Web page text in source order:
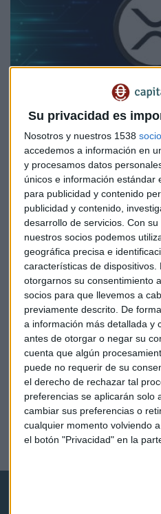
Su privacidad es
Nosotros y nuestros 1538
accedemos a información en
y procesamos datos
únicos e información estándar
para publicidad y contenido
publicidad y contenido,
desarrollo de servicios. Con su
nuestros socios podemos
geográfica precisa e
características de dispositivos.
otorgarnos su consentimiento
socios para que llevemos a
previamente descrito. De
a información más detallada y
antes de otorgar o negar su
cuenta que algún
puede no requerir de su
el derecho de rechazar tal
preferencias se aplicarán solo
cambiar sus preferencias o
cualquier momento volviendo
el botón "Privacidad" en la
CRYPTOCAPITAL
El cofundador de Ripple se
XRP
Sergio Fernández
ECONOMÍA
Las criptomonedas que
eclipsando a bitcóin